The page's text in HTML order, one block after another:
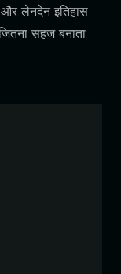
लेनदेन इतिहास
सहज बनाता